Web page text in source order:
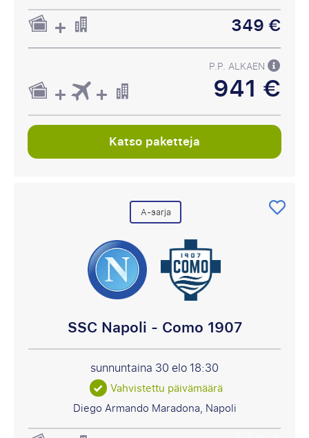
349 €
P.P. ALKAEN
941 €
Katso paketteja
A-sarja
SSC Napoli - Como 1907
sunnuntaina 30 elo18:30
Vahvistettu päivämäärä
Diego Armando Maradona, Napoli